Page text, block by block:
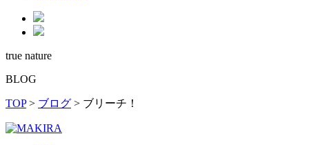
true nature
BLOG
TOP> ブログ > ブリーチ！